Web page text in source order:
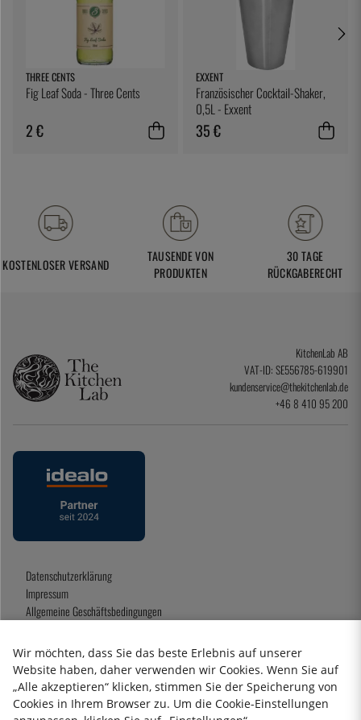
THREE CENTS
Fig Leaf Soda - Three Cents
2 €
EXXENT
Französischer Cocktail-Shaker,
0,5L - Exxent
35 €
KOSTENLOSER VERSAND
TAUSENDE VON
PRODUKTEN
30 TAGE
RÜCKGABERECHT
KitchenLab AB
VAT-ID: SE556785-619901
kundenservice@thekitchenlab.de
+46 8 410 95 200
Datenschutzerklärung
Impressum
Allgemeine Geschäftsbedingungen
2026 KitchenLab AB
Wir möchten, dass Sie das beste Erlebnis auf unserer
Website haben, daher verwenden wir Cookies. Wenn Sie auf
„Alle akzeptieren“ klicken, stimmen Sie der Speicherung von
Cookies in Ihrem Browser zu. Um die Cookie-Einstellungen